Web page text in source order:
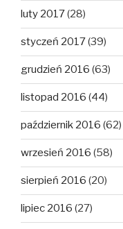
luty 2017(28)
styczeń 2017(39)
grudzień 2016 (63)
listopad 2016 (44)
październik 2016 (62)
wrzesień 2016 (58)
sierpień 2016 (20)
lipiec 2016 (27)